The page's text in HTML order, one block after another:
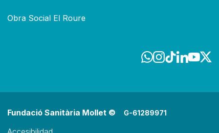
Obra Social El Roure
Fundació Sanitària Mollet © G-61289971